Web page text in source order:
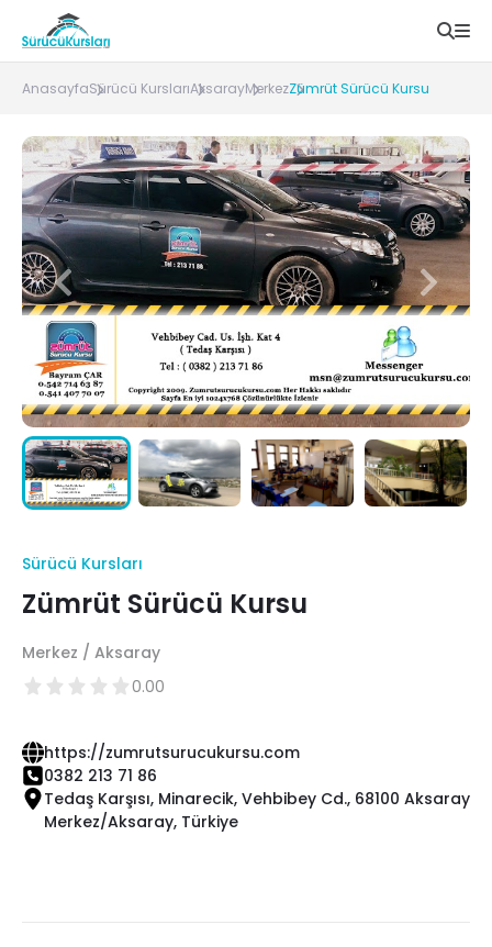
AnasayfaSürücü KurslarıAksarayMerkezZümrüt Sürücü Kursu
Sürücü Kursları
Zümrüt Sürücü Kursu
Merkez / Aksaray
0.00
https://zumrutsurucukursu.com
0382 213 71 86
Tedaş Karşısı, Minarecik, Vehbibey Cd., 68100 Aksaray
Merkez/Aksaray, Türkiye